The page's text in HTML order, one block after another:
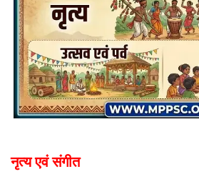
नृत्य एवं संगीत